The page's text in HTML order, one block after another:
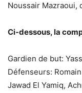
Noussair Mazraoui,
Ci-dessous, la
Gardien de but:
Défenseurs:
Jawad El Yamiq,